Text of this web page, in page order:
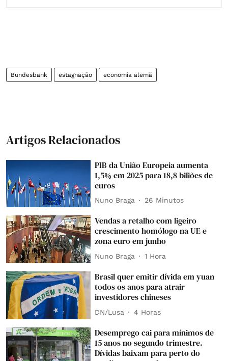
Bundesbank estagnação economia alemã
Artigos Relacionados
PIB da União Europeia aumenta
1,5% em 2025 para 18,8 biliões de
euros
Nuno Braga 26 Minutos
Vendas a retalho com ligeiro
crescimento homólogo na UE e
zona euro em junho
Nuno Braga 1 Hora
Brasil quer emitir dívida em yuan
todos os anos para atrair
investidores chineses
DN/Lusa 4 Horas
Desemprego cai para mínimos de
15 anos no segundo trimestre.
Dívidas baixam para perto do